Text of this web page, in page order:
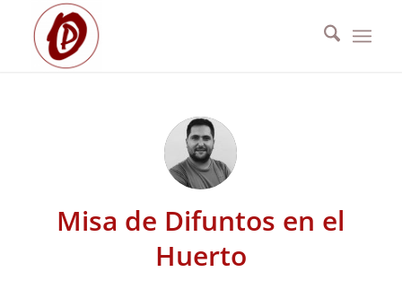
Misa de Difuntos en el
Huerto